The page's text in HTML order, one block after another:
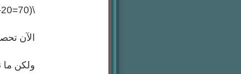
\(70=20-x\)
الآن